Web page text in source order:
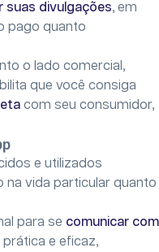
suas divulgações, em
pago quanto
o lado comercial,
que você consiga
com seu consumidor,
e utilizados
na vida particular quanto
para se comunicar com
e eficaz,